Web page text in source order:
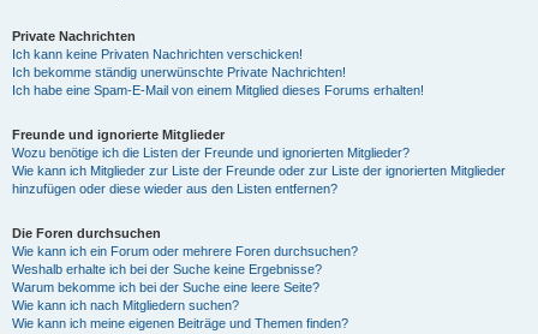
Private Nachrichten
Ich kann keine Privaten Nachrichten verschicken!
Ich bekomme ständig unerwünschte Private Nachrichten!
Ich habe eine Spam-E-Mail von einem Mitglied dieses Forums erhalten!
Freunde und ignorierte Mitglieder
Wozu benötige ich die Listen der Freunde und ignorierten Mitglieder?
Wie kann ich Mitglieder zur Liste der Freunde oder zur Liste der ignorierten Mitglieder
hinzufügen oder diese wieder aus den Listen entfernen?
Die Foren durchsuchen
Wie kann ich ein Forum oder mehrere Foren durchsuchen?
Weshalb erhalte ich bei der Suche keine Ergebnisse?
Warum bekomme ich bei der Suche eine leere Seite?
Wie kann ich nach Mitgliedern suchen?
Wie kann ich meine eigenen Beiträge und Themen finden?